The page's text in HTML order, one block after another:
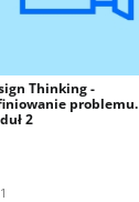
Thinking -
problemu.
2